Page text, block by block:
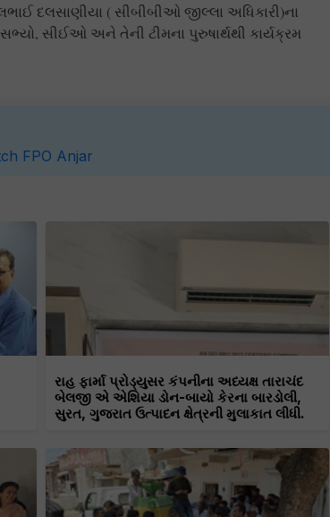
દલસાણીયા ( સીબીબીઓ જીલ્લા અધિકારી)ના
સીઈઓ અને તેની ટીમના પુરુષાર્થથી કાર્યક્રમ
FPO Anjar
રાહ ફાર્મા પ્રોડ્યુસર કંપનીના અધ્યક્ષ તારાચંદ
બેલજી એ એશિયા ડોન-બાયો કેરના બારડોલી,
સુરત, ગુજરાત ઉત્પાદન ક્ષેત્રની મુલાકાત લીધી.